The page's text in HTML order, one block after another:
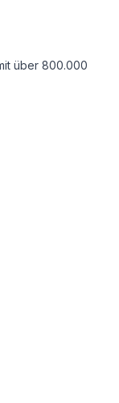
nicht noch
Rockstar?
unser
der
sicher
über 800.000